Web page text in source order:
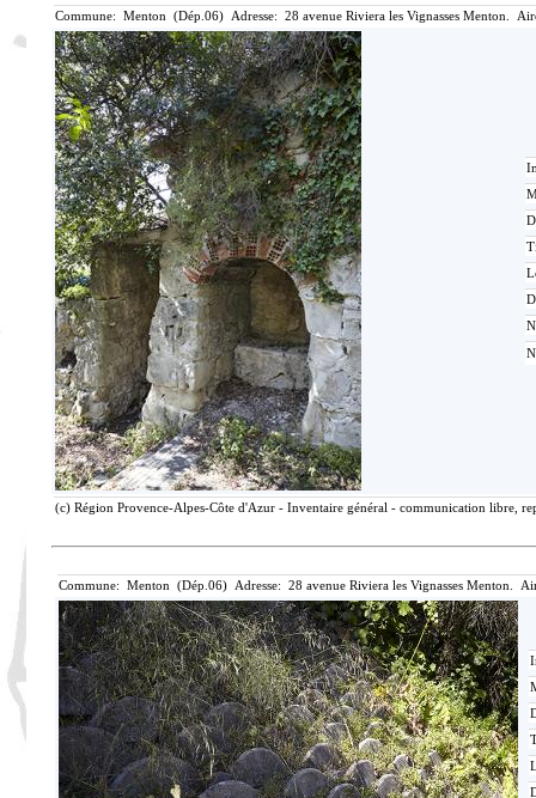
Commune: Menton (Dép.06) Adresse: 28 avenue Riviera les Vignasses Menton.
(c) Région Provence-Alpes-Côte d'Azur - Inventaire général - communication libre,
Commune: Menton (Dép.06) Adresse: 28 avenue Riviera les Vignasses Menton.